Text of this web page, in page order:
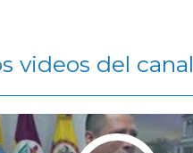
videos del canal